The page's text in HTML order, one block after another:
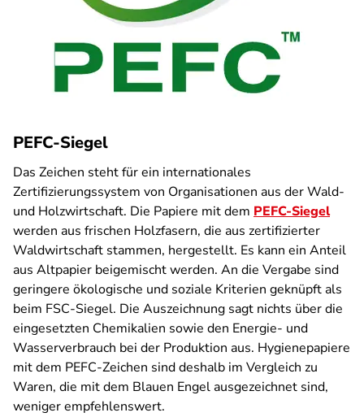
PEFC-Siegel
Das Zeichen steht für ein internationales
Zertifizierungssystem von Organisationen aus der Wald-
und Holzwirtschaft. Die Papiere mit dem PEFC-Siegel
werden aus frischen Holzfasern, die aus zertifizierter
Waldwirtschaft stammen, hergestellt. Es kann ein Anteil
aus Altpapier beigemischt werden. An die Vergabe sind
geringere ökologische und soziale Kriterien geknüpft als
beim FSC-Siegel. Die Auszeichnung sagt nichts über die
eingesetzten Chemikalien sowie den Energie- und
Wasserverbrauch bei der Produktion aus. Hygienepapiere
mit dem PEFC-Zeichen sind deshalb im Vergleich zu
Waren, die mit dem Blauen Engel ausgezeichnet sind,
weniger empfehlenswert.